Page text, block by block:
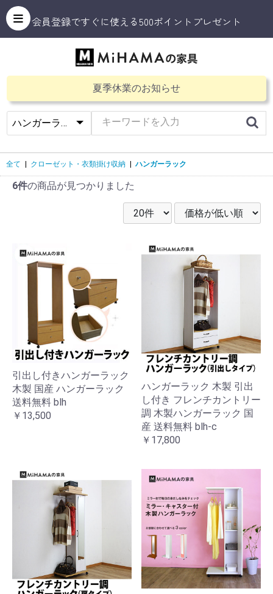
会員登録ですぐに使える500ポイントプレゼント
夏季休業のお知らせ
全て | クローゼット・衣類掛け収納 | ハンガーラック
6件の商品が見つかりました
引出し付きハンガーラック
木製 国産 ハンガーラック
送料無料 blh
￥13,500
ハンガーラック 木製 引出
し付き フレンチカントリー
調 木製ハンガーラック 国
産 送料無料 blh-c
￥17,800